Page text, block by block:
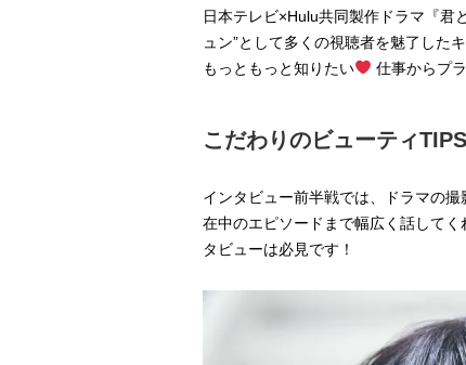
日本テレビ×Hulu共同製作ドラマ『君
ュン”として多くの視聴者を魅了した
もっともっと知りたい
仕事からプ
こだわりのビューティ
インタビュー前半戦では、ドラマの
在中のエピソードまで幅広く話して
タビューは必見です！